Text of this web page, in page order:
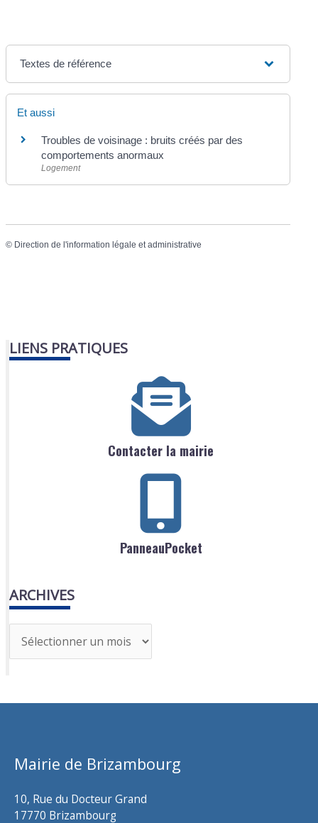
Textes de référence
Et aussi
Troubles de voisinage : bruits créés par des
comportements anormaux
Logement
© Direction de l'information légale et administrative
LIENS PRATIQUES
Contacter la mairie
PanneauPocket
ARCHIVES
r
h
Mairie de Brizambourg
10, Rue du Docteur Grand
17770 Brizambourg